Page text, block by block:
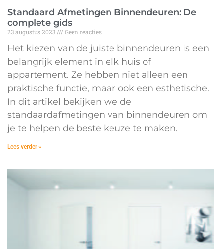
Standaard Afmetingen Binnendeuren: De
complete gids
23 augustus 2023 Geen reacties
Het kiezen van de juiste binnendeuren is een
belangrijk element in elk huis of
appartement. Ze hebben niet alleen een
praktische functie, maar ook een esthetische.
In dit artikel bekijken we de
standaardafmetingen van binnendeuren om
je te helpen de beste keuze te maken.
Lees verder »